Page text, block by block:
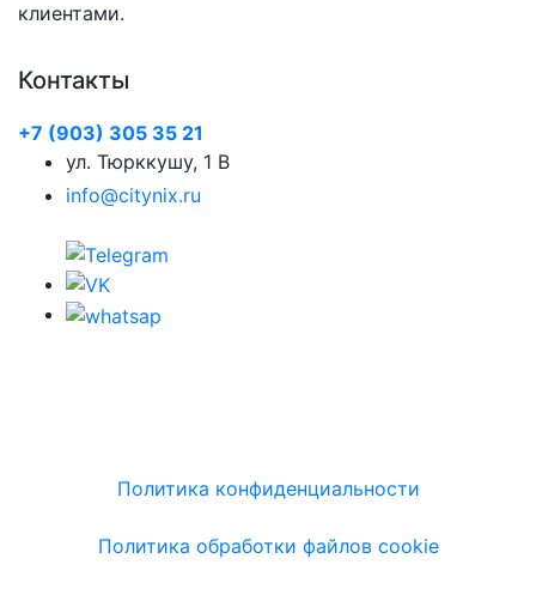
клиентами.
Контакты
+7 (903) 305 35 21
ул. Тюрккушу, 1 B
info@citynix.ru
Политика конфиденциальности
Политика обработки файлов cookie